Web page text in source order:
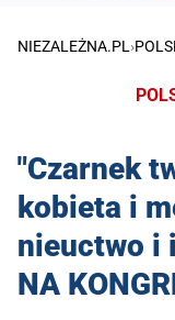
NIEZALEŻNA.PL ›
"Czarnek
kobieta i
nieuctwo i
NA